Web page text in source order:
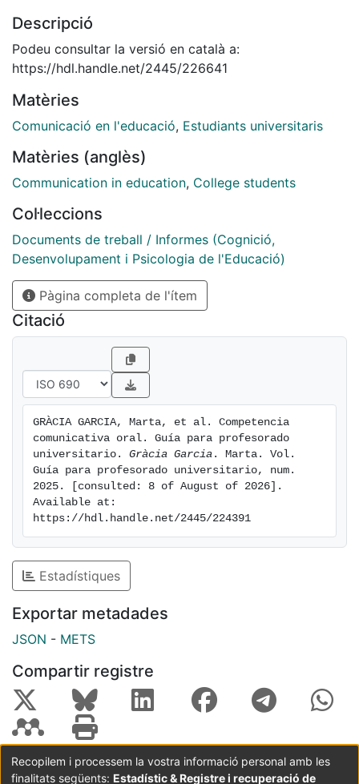
masivos y la diversidad cultural. Todo ello ha
generado una transformación significativa en lo
referente a la manera en que las personas trabajan, se
González, 2008; Johnson et al., 2015; Ortega, 2010;
Prats, 2005). En este contexto de cambio continuo, la
efectiva y expresarse con claridad y coherencia es
fundamental para el éxito personal y profesional de
Descripció
Podeu consultar la versió en català a:
https://hdl.handle.net/2445/226641
Matèries
Comunicació en l'educació, Estudiants universitaris
Matèries (anglès)
Communication in education, College students
Col·leccions
Documents de treball / Informes (Cognició,
Desenvolupament i Psicologia de l'Educació)
Pàgina completa de l'ítem
Citació
GRÀCIA GARCIA, Marta, et al. Competencia
comunicativa oral. Guía para profesorado
universitario. Gràcia Garcia . Marta. Vol.
Guía para profesorado universitario, num.
2025. [consulted: 8 of August of 2026].
Available at:
https://hdl.handle.net/2445/224391
Estadístiques
Exportar metadades
JSON - METS
Compartir registre
Coordinació:CRAI UB Avís legal Metadades
Recopilem i processem la vostra informació personal amb les
finalitats següents: Estadístic & Registre i recuperació de